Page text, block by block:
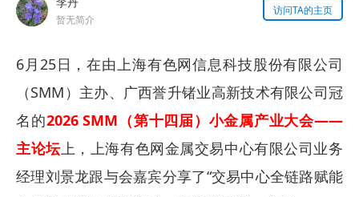
暂无简介
访问TA的主页
6月25日，在由上海有色网信息科技股份有限公司
（SMM）主办、广西誉升锗业高新技术有限公司冠
名的2026 SMM（第十四届）小金属产业大会——
主论坛上，上海有色网金属交易中心有限公司业务
经理刘景龙跟与会嘉宾分享了“交易中心全链路赋能